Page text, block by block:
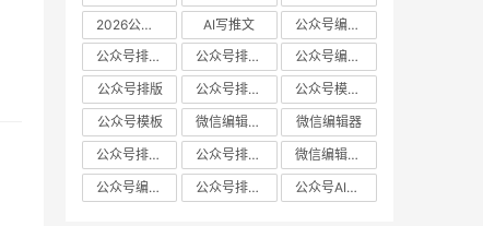
2026公众号排版软件
AI写推文
公众号编辑器哪个好
公众号排版软件哪个好
公众号排版工具评测
公众号编辑器推荐
公众号排版
公众号排版工具
公众号模板工具
公众号模板
微信编辑器哪个好
微信编辑器
公众号排版用什么软件
公众号排版哪个好
微信编辑器评测
公众号编辑器实测
公众号排版编辑器 公众号AI编辑器